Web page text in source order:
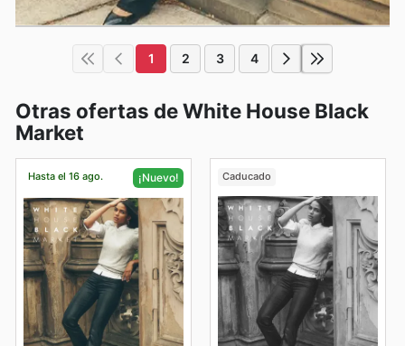
1 2 3 4
Otras ofertas de White House Black
Market
Hasta el 16 ago. ¡Nuevo! Caducado